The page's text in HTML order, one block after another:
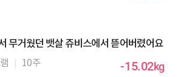
무거웠던 뱃살 쥬비스에서 뜯어버렸어요
10주 -15.02kg